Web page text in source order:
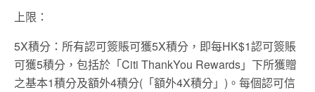
上限：
5X積分：所有認可簽賬可獲5X積分，即每HK$1認可簽賬
可獲5積分，包括於「Citi ThankYou Rewards」下所獲贈
之基本1積分及額外4積分(「額外4X積分」)。每個認可信